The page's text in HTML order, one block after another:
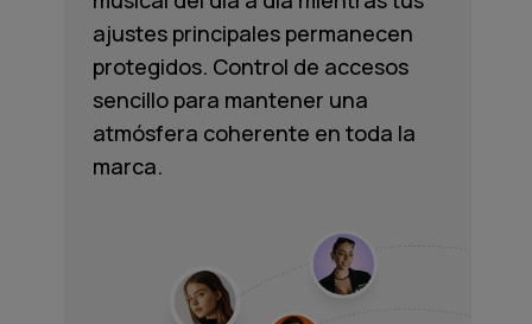
ajustes principales permanecen
protegidos. Control de accesos
sencillo para mantener una
atmósfera coherente en toda la
marca.